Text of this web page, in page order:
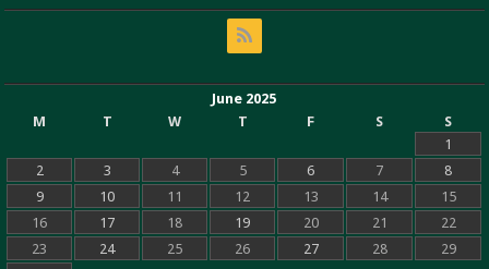
June 2025
M
T W T F S
S
1
2
3 4 5 6 7
8
9
10 11 12 13 14
15
16
17 18 19 20 21
22
23
24 25 26 27 28
29